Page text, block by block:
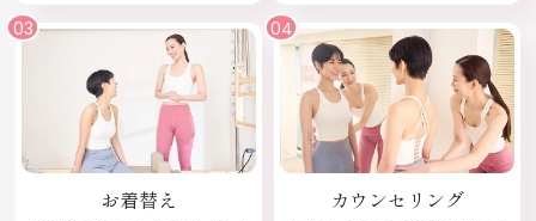
お着替え カウンセリング